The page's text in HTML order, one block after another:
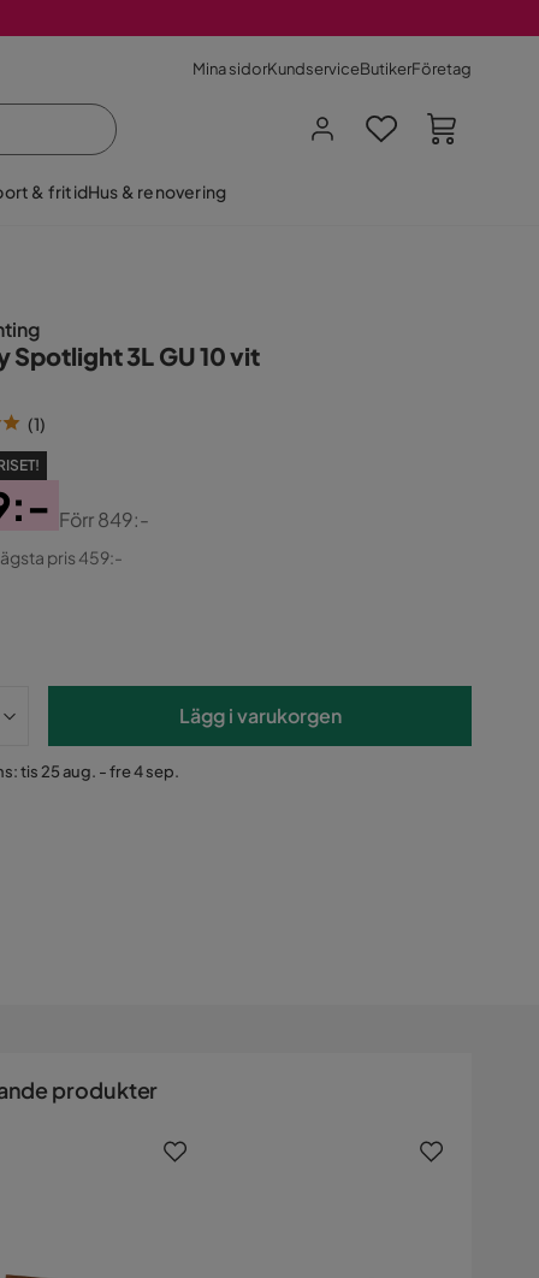
Mina sidorKundserviceButikerFöretag
& fritidHus & renovering
Spotlight 3L GU 10 vit
(1)
Förr849:-
pris 459:-
Lägg i varukorgen
tis 25 aug. - fre 4 sep.
produkter